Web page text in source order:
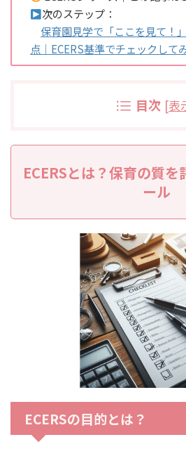
次のステップ：
保育園見学で「ここを見て！
点｜ECERS基準でチェックして
目次 [表
ECERSとは？保育の質
ール
ECERSの目的とは？